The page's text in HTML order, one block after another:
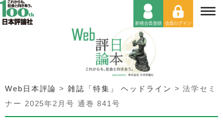
Web日本評論 >雑誌「特集」 ヘッドライン >法学セミ
ナー 2025年2月号 通巻 841号